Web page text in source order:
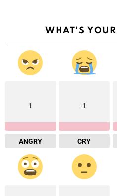
WHAT'S
1
ANGRY
1
CRY